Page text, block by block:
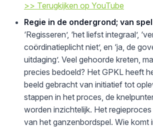
>> Terugkijken op YouTube
Regie in de ondergrond; van
‘Regisseren’, ‘het liefst integraal’,
coördinatieplicht niet’, en ‘ja, de
uitdaging’. Veel gehoorde kreten,
precies bedoeld? Het GPKL heeft
beeld gebracht van initiatief tot
stappen in het proces, de
worden inzichtelijk. Het
van het ganzenbordspel. Wie komt